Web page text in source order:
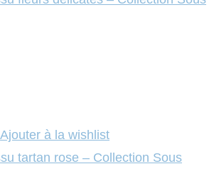
Ajouter à la wishlist
tartan rose – Collection Sous